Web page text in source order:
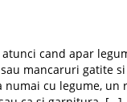
cand apar
mancaruri gatite
cu legume, un